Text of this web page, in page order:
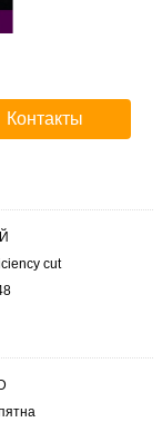
Контакты
cut